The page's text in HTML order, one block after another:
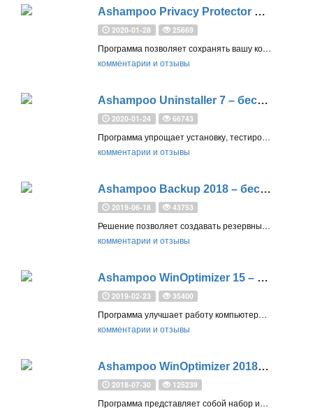
Ashampoo Privacy Protector – бесплатная лицензия
2020-01-28 25669
Программа позволяет сохранять вашу конфиденциальность – используйте шифрование файлов и очищайте следы вашей работы всего за несколько кликов
комментарии и отзывы
Ashampoo Uninstaller 7 – бесплатная лицензия
2020-01-24 66743
Программа упрощает установку, тестирование и удаление приложений. Без следов удаляет нежелательные программы, расширения браузера и предустановленные приложения Windows
комментарии и отзывы
Ashampoo Backup 2018 – бесплатная лицензия
2019-06-18 43753
Решение позволяет создавать резервные копии и восстанавливать разделы жестких дисков (например, загрузочный раздел системы) всего за несколько кликов
комментарии и отзывы
Ashampoo WinOptimizer 15 – бесплатная лицензия
2019-02-23 35400
Программа улучшает работу компьютера, предлагая множество модулей для оптимизации, настройки, очистки и защиты системы
комментарии и отзывы
Ashampoo WinOptimizer 2018 - бесплатная лицензия
2018-07-30 125239
Программа представляет собой набор инструментов для более быстрой и постоянно стабильной системы Windows